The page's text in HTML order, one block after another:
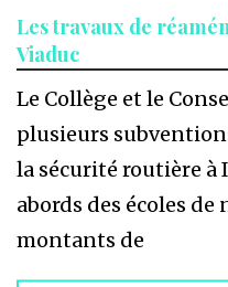
Les travaux de
Viaduc
Le Collège et le
plusieurs
la sécurité routière
abords des écoles
montants de